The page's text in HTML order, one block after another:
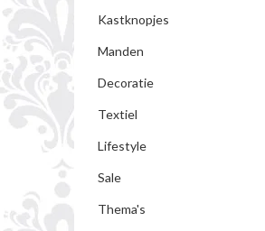
Kastknopjes
Manden
Decoratie
Textiel
Lifestyle
Sale
Thema's